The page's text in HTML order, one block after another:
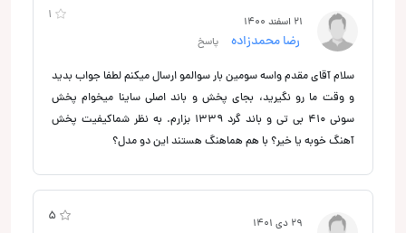
1 21 اسفند 1400
رضا محمدزاده پاسخ
سلام آقای مقدم واسه سومین بار سوالمو ارسال میکنم لطفا جواب بدید
و وقت ما رو نگیرید، بجای پخش و باند اصلی ساینا میخوام پخش
سونی 410 بی تی و باند گرد 1339 بزارم. به نظر شماکیفیت پخش
آهنگ خوبه یا خیر؟ با هم هماهنگ هستند این دو مدل؟
5 29 دی 1401 5